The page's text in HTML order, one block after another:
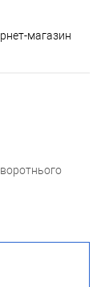
магазин